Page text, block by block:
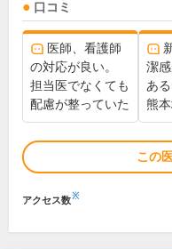
口コミ
医師、看護師
の対応が良い。
担当医でなくても
配慮が整っていた
潔
あ
熊
この
アクセス数※